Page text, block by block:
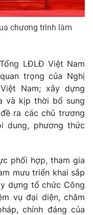
chương trình làm
LĐLĐ Việt Nam
trọng của Nghị
Nam; xây dựng
và kịp thời bổ sung
ra các chủ trương
dung, phương thức
phối hợp, tham gia
mưu triển khai sắp
dựng tổ chức Công
vụ đại diện, chăm
chính đáng của